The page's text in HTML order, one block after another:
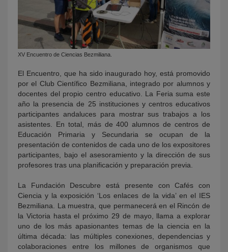
XV Encuentro de Ciencias Bezmiliana.
El Encuentro, que ha sido inaugurado hoy, está promovido
por el Club Científico Bezmiliana, integrado por alumnos y
docentes del propio centro educativo. La Feria suma este
año la presencia de 25 instituciones y centros educativos
participantes andaluces para mostrar sus trabajos a los
asistentes. En total, más de 400 alumnos de centros de
Educación Primaria y Secundaria se ocupan de la
presentación de contenidos de cada uno de los expositores
participantes, bajo el asesoramiento y la dirección de sus
profesores tras una planificación y preparación previa.
La Fundación Descubre está presente con Cafés con
Ciencia y la exposición ‘Los enlaces de la vida’ en el IES
Bezmiliana. La muestra, que permanecerá en el Rincón de
la Victoria hasta el próximo 29 de mayo, llama a explorar
uno de los más apasionantes temas de la ciencia en la
última década: las múltiples conexiones, dependencias y
colaboraciones entre los millones de organismos que